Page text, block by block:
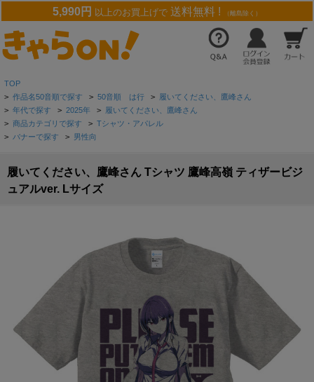
5,990円 以上のお買上げで 送料無料 ! （離島除く）
TOP
> 作品名50音順で探す > 50音順 は行 > 履いてください、鷹峰さん
> 年代で探す > 2025年 > 履いてください、鷹峰さん
> 商品カテゴリで探す > Tシャツ・アパレル
> バナーで探す > 男性向
履いてください、鷹峰さん Tシャツ 鷹峰高嶺 ティザービジ
ュアルver. Lサイズ